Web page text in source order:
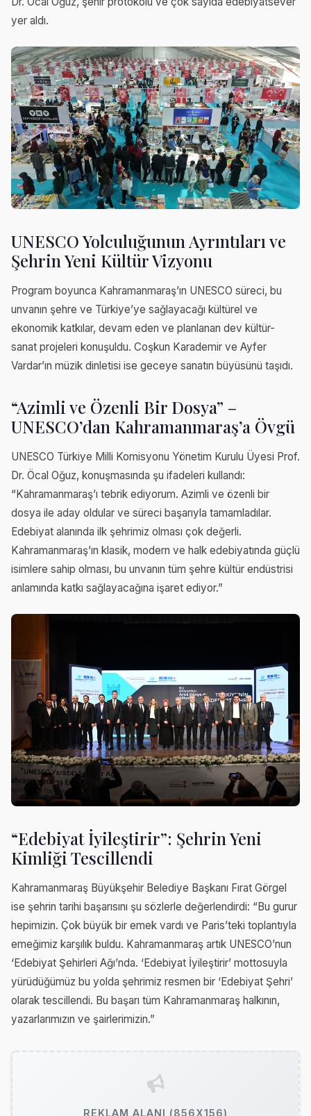
yer aldı.
UNESCO Yolculuğunun Ayrıntıları ve
Şehrin Yeni Kültür Vizyonu
Program boyunca Kahramanmaraş’ın UNESCO süreci, bu
unvanın şehre ve Türkiye’ye sağlayacağı kültürel ve
ekonomik katkılar, devam eden ve planlanan dev kültür-
sanat projeleri konuşuldu. Coşkun Karademir ve Ayfer
Vardar’ın müzik dinletisi ise geceye sanatın büyüsünü taşıdı.
“Azimli ve Özenli Bir Dosya” –
UNESCO’dan Kahramanmaraş’a Övgü
UNESCO Türkiye Milli Komisyonu Yönetim Kurulu Üyesi Prof.
Dr. Öcal Oğuz, konuşmasında şu ifadeleri kullandı:
“Kahramanmaraş’ı tebrik ediyorum. Azimli ve özenli bir
dosya ile aday oldular ve süreci başarıyla tamamladılar.
Edebiyat alanında ilk şehrimiz olması çok değerli.
Kahramanmaraş’ın klasik, modern ve halk edebiyatında güçlü
isimlere sahip olması, bu unvanın tüm şehre kültür endüstrisi
anlamında katkı sağlayacağına işaret ediyor.”
“Edebiyat İyileştirir”: Şehrin Yeni
Kimliği Tescillendi
Kahramanmaraş Büyükşehir Belediye Başkanı Fırat Görgel
ise şehrin tarihi başarısını şu sözlerle değerlendirdi: “Bu gurur
hepimizin. Çok büyük bir emek vardı ve Paris’teki toplantıyla
emeğimiz karşılık buldu. Kahramanmaraş artık UNESCO’nun
‘Edebiyat Şehirleri Ağı’nda. ‘Edebiyat İyileştirir’ mottosuyla
yürüdüğümüz bu yolda şehrimiz resmen bir ‘Edebiyat Şehri’
olarak tescillendi. Bu başarı tüm Kahramanmaraş halkının,
yazarlarımızın ve şairlerimizin.”
REKLAM ALANI (856X156)